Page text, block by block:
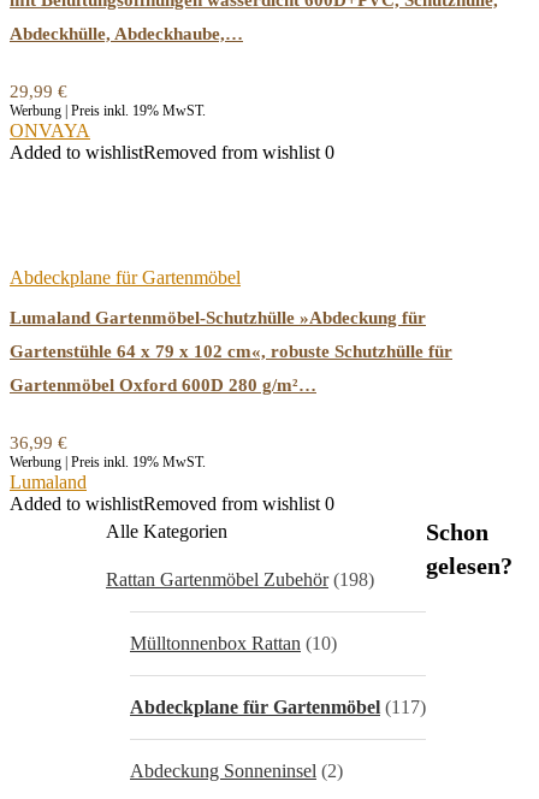
Abdeckhülle, Abdeckhaube,…
29,99 €
Werbung | Preis inkl. 19% MwST.
ONVAYA
Added to wishlistRemoved from wishlist 0
Abdeckplane für Gartenmöbel
Lumaland Gartenmöbel-Schutzhülle »Abdeckung für
Gartenstühle 64 x 79 x 102 cm«, robuste Schutzhülle für
Gartenmöbel Oxford 600D 280 g/m²…
36,99 €
Werbung | Preis inkl. 19% MwST.
Lumaland
Added to wishlistRemoved from wishlist 0
Alle Kategorien
Rattan Gartenmöbel Zubehör (198)
Mülltonnenbox Rattan (10)
Abdeckplane für Gartenmöbel (117)
Abdeckung Sonneninsel (2)
Schon
gelesen?